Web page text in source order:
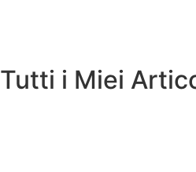
Tutti i Miei